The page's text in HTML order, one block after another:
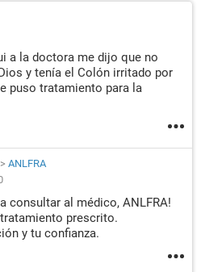
a la doctora me dijo que no
y tenía el Colón irritado por
puso tratamiento para la
> ANLFRA
consultar al médico, ANLFRA!
prescrito.
y tu confianza.